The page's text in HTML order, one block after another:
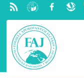
RSS EU v
Bratislave
Facebook